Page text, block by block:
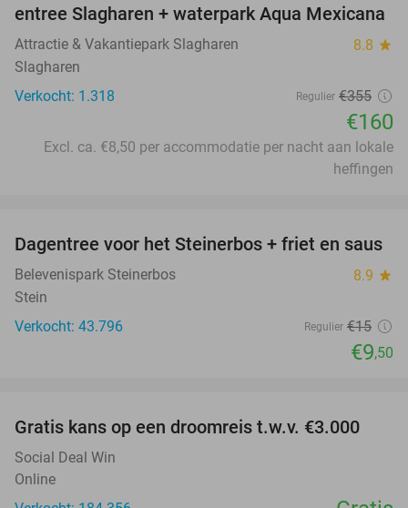
entree Slagharen + waterpark Aqua Mexicana
Attractie & Vakantiepark Slagharen 8.8 star
Slagharen
Verkocht: 1.318
Regulier €355
€160
Excl. ca. €8,50 per accommodatie per nacht aan lokale
heffingen
37%
Dagentree voor het Steinerbos + friet en saus
Belevenispark Steinerbos 8.9 star
Stein
Verkocht: 43.796
Regulier €15
€9,50
Gratis kans op een droomreis t.w.v. €3.000
Social Deal Win
Online